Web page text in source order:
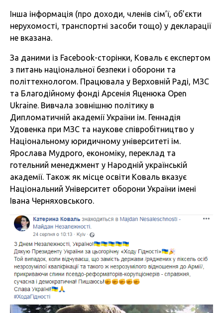
Інша інформація (про доходи, членів сім’ї, об’єкти
нерухомості, транспортні засоби тощо) у декларації
не вказана.
За даними із Facebook-сторінки, Коваль є експертом
з питань національної безпеки і оборони та
політтехнологом. Працювала у Верховній Раді, МЗС
та Благодійному фонді Арсенія Яценюка Open
Ukraine. Вивчала зовнішню політику в
Дипломатичній академії України ім. Геннадія
Удовенка при МЗС та наукове співробітництво у
Національному юридичному університеті ім.
Ярослава Мудрого, економіку, переклад та
готельний менеджмент у Народній українській
академії. Також як місце освіти Коваль вказує
Національний Університет оборони України імені
Івана Черняховського.